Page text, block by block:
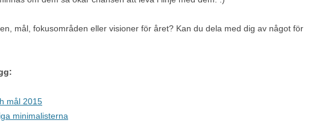
mål, fokusområden eller visioner för året? Kan du dela med dig av något för
mål 2015
minimalisterna